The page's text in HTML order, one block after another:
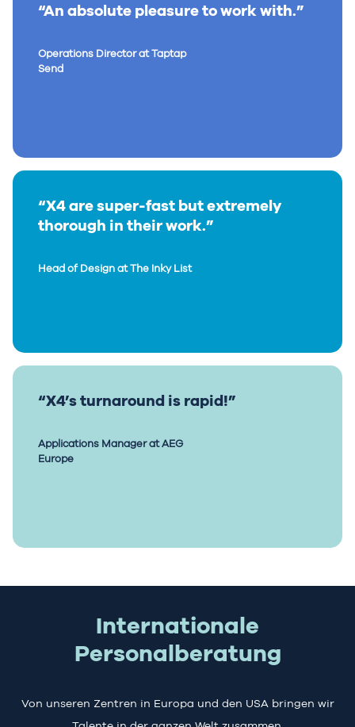
“An absolute pleasure to work with.”
Operations Director at Taptap
Send
“X4 are super-fast but extremely
thorough in their work.”
Head of Design at The Inky List
“X4’s turnaround is rapid!”
Applications Manager at AEG
Europe
Internationale
Personalberatung
Von unseren Zentren in Europa und den USA bringen wir